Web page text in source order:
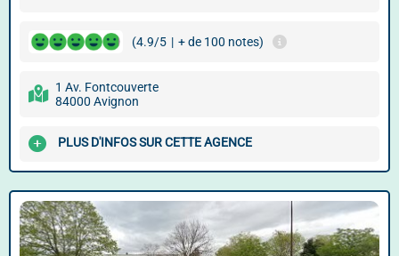
(4.9/5 | + de 100 notes)
1 Av. Fontcouverte
84000 Avignon
PLUS D'INFOS SUR CETTE AGENCE